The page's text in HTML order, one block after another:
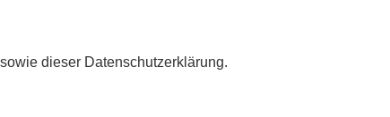
dieser Datenschutzerklärung.